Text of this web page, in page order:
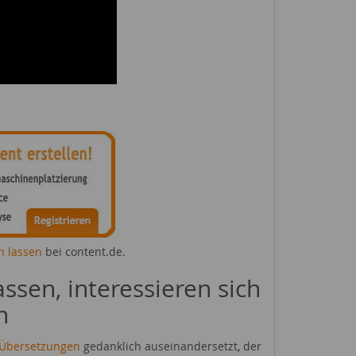
lassen bei content.de.
interessieren sich
gedanklich auseinandersetzt, der